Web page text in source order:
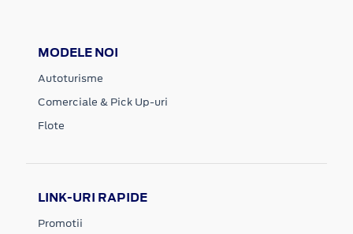
MODELE NOI
Autoturisme
Comerciale & Pick Up-uri
Flote
LINK-URI RAPIDE
Promotii